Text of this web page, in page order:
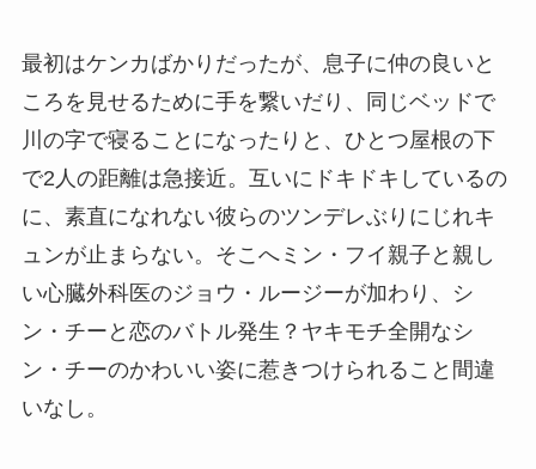
最初はケンカばかりだったが、息子に仲の良いと
ころを見せるために手を繋いだり、同じベッドで
川の字で寝ることになったりと、ひとつ屋根の下
で2人の距離は急接近。互いにドキドキしているの
に、素直になれない彼らのツンデレぶりにじれキ
ュンが止まらない。そこへミン・フイ親子と親し
い心臓外科医のジョウ・ルージーが加わり、シ
ン・チーと恋のバトル発生？ヤキモチ全開なシ
ン・チーのかわいい姿に惹きつけられること間違
いなし。